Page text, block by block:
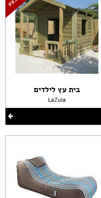
בית עץ לילדים
LaZula